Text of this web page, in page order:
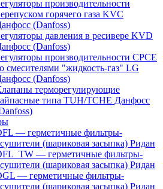
производительности
горячего газа KVC
(Danfoss)
давления в ресивере KVD
(Danfoss)
производительности CPCE
смесителями "жидкость-газ" LG
(Danfoss)
терморегулирующие
типа TUH/TCHE Данфосс
— герметичные фильтры-
(шариковая засыпка) Ридан
— герметичные фильтры-
(шариковая засыпка) Ридан
— герметичные фильтры-
(шариковая засыпка) Ридан